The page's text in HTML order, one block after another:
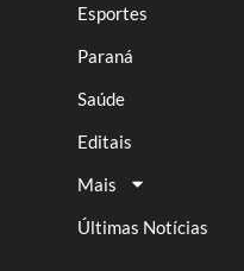
Esportes
Paraná
Saúde
Editais
Mais
Últimas Notícias